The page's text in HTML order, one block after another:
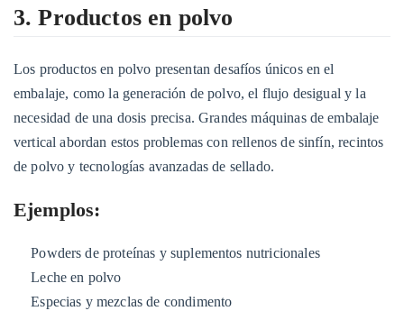
Ejemplos:
9.
Formatos
de
embalaje
flexibles
10.
3. Productos en polvo
Los productos en polvo presentan desafíos únicos en el
embalaje, como la generación de polvo, el flujo desigual y la
necesidad de una dosis precisa. Grandes máquinas de embalaje
vertical abordan estos problemas con rellenos de sinfín, recintos
de polvo y tecnologías avanzadas de sellado.
Ejemplos:
Powders de proteínas y suplementos nutricionales
Leche en polvo
Especias y mezclas de condimento